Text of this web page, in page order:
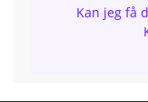
Kan jeg få